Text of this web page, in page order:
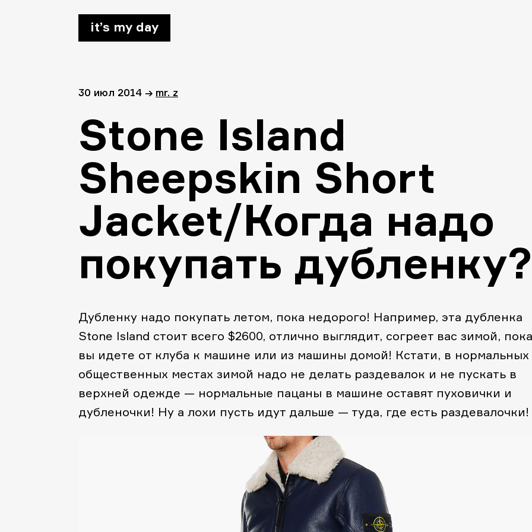
it’s my day
30 июл 2014 → mr. z
Stone Island
Sheepskin Short
Jacket/Когда надо
покупать дубленку?
Дубленку надо покупать летом, пока недорого! Например, эта дубленка
Stone Island стоит всего $2600, отлично выглядит, согреет вас зимой, пока
вы идете от клуба к машине или из машины домой! Кстати, в нормальных
общественных местах зимой надо не делать раздевалок и не пускать в
верхней одежде — нормальные пацаны в машине оставят пуховички и
дубленочки! Ну а лохи пусть идут дальше — туда, где есть раздевалочки!